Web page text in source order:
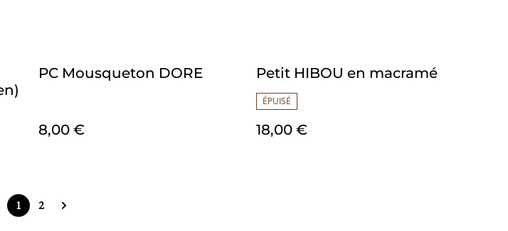
PC Mousqueton DORE
8,00 €
Petit HIBOU en macramé
ÉPUISÉ
18,00 €
1 2